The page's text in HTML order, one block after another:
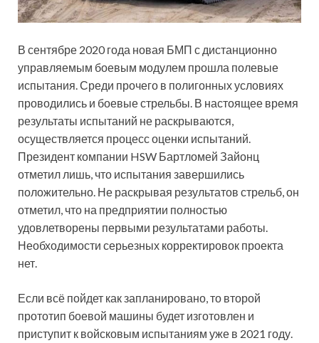
В сентябре 2020 года новая БМП с дистанционно
управляемым боевым модулем прошла полевые
испытания. Среди прочего в полигонных условиях
проводились и боевые стрельбы. В настоящее время
результаты испытаний не раскрываются,
осуществляется процесс оценки испытаний.
Президент компании HSW Бартломей Зайонц
отметил лишь, что испытания завершились
положительно. Не раскрывая результатов стрельб, он
отметил, что на предприятии полностью
удовлетворены первыми результатами работы.
Необходимости серьезных корректировок проекта
нет.
Если всё пойдет как запланировано, то второй
прототип боевой машины будет изготовлен и
приступит к войсковым испытаниям уже в 2021 году.